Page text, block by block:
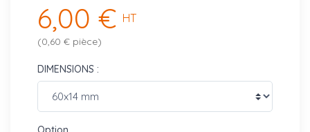
6,00 € HT
(0,60 € pièce)
DIMENSIONS :